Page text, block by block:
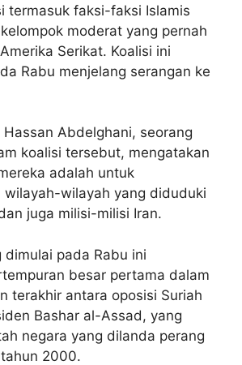
termasuk faksi-faksi Islamis
moderat yang pernah
Serikat. Koalisi ini
Rabu menjelang serangan ke
Hassan Abdelghani, seorang
koalisi tersebut, mengatakan
adalah untuk
wilayah-wilayah yang diduduki
juga milisi-milisi Iran.
dimulai pada Rabu ini
besar pertama dalam
terakhir antara oposisi Suriah
Bashar al-Assad, yang
negara yang dilanda perang
2000.